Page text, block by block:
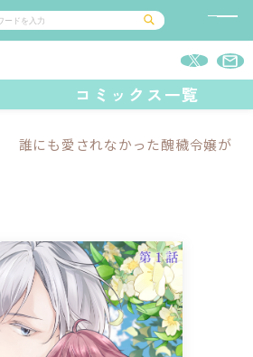
ライトノベル
文庫
ノベルス
ノベルスf
OVERLAP STORE
オーバーラップ広報室
オーバーラップノベルス
オーバーラップノベルスf
コミックス一覧
誰にも愛されなかった醜穢令嬢が